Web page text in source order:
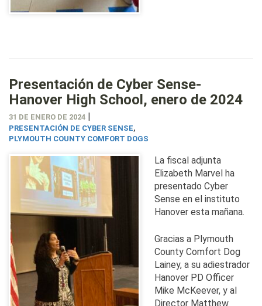
Presentación de Cyber Sense-
Hanover High School, enero de 2024
31 DE ENERO DE 2024 |
PRESENTACIÓN DE CYBER SENSE,
PLYMOUTH COUNTY COMFORT DOGS
La fiscal adjunta
Elizabeth Marvel ha
presentado Cyber
Sense en el instituto
Hanover esta mañana.
Gracias a Plymouth
County Comfort Dog
Lainey, a su adiestrador
Hanover PD Officer
Mike McKeever, y al
Director Matthew